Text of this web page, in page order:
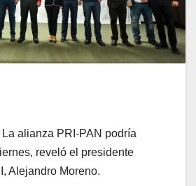
La alianza PRI-PAN podría
reveló el presidente
Alejandro Moreno.